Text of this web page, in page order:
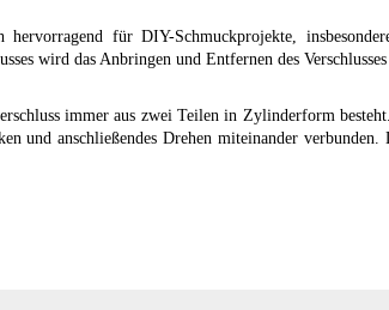
hervorragend für DIY-Schmuckprojekte,
wird das Anbringen und Entfernen des
immer aus zwei Teilen in Zylinderform
und anschließendes Drehen miteinander